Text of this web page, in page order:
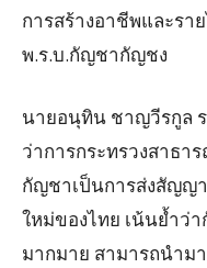
การสร้างอาชีพและร
พ.ร.บ.กัญชากัญชง
นายอนุทิน ชาญวีรกูล
ว่าการกระทรวงสาธา
กัญชาเป็นการส่งสัญญ
ใหม่ของไทย เน้นย้ำว่
มากมาย สามารถนำม